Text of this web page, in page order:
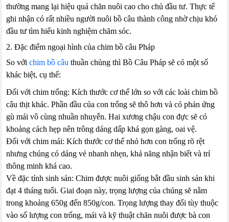
thường mang lại hiệu quả chăn nuôi cao cho chủ đầu tư. Thực tế
ghi nhận có rất nhiều người nuôi bồ câu thành công nhờ chịu khó
đầu tư tìm hiểu kinh nghiệm chăm sóc.
2. Đặc điểm ngoại hình của chim bồ câu Pháp
So vớichim bồ câu thuần chủng thì Bồ Câu Pháp sẽ có một số
khác biệt, cụ thể:
Đối với chim trống: Kích thước cơ thể lớn so với các loài chim bồ
câu thịt khác. Phần đầu của con trống sẽ thô hơn và có phản ứng
gù mái vô cùng nhuần nhuyễn. Hai xương chậu con đực sẽ có
khoảng cách hẹp nên trông dáng dấp khá gọn gàng, oai vệ.
Đối với chim mái: Kích thước cơ thể nhỏ hơn con trống rõ rệt
nhưng chúng có dáng vẻ nhanh nhẹn, khả năng nhận biết và trí
thông minh khá cao.
Về đặc tính sinh sản: Chim được nuôi giống bắt đầu sinh sản khi
đạt 4 tháng tuổi. Giai đoạn này, trọng lượng của chúng sẽ nằm
trong khoảng 650g đến 850g/con. Trọng lượng thay đổi tùy thuộc
vào số lượng con trống, mái và kỹ thuật chăn nuôi được bà con